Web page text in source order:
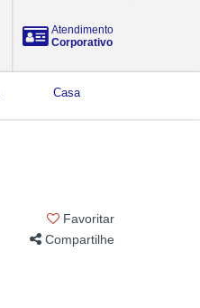
Atendimento
Corporativo
Casa
Favoritar
Compartilhe